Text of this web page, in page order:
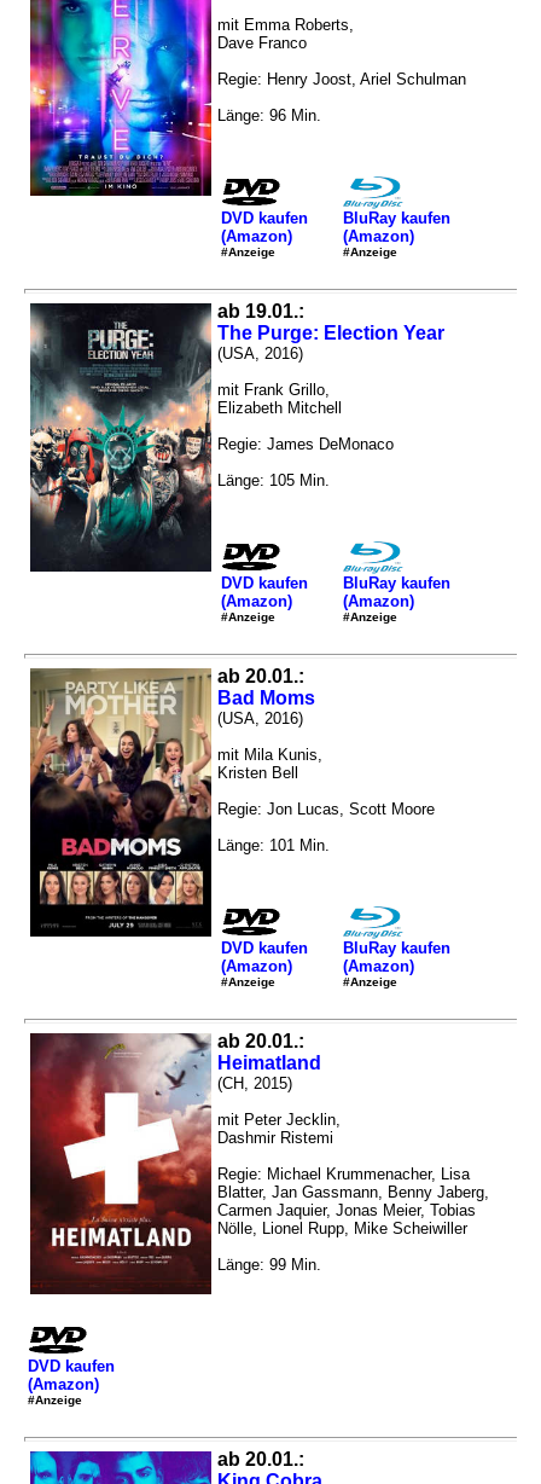
mit Emma Roberts,
Dave Franco
Regie: Henry Joost, Ariel Schulman
Länge: 96 Min.
DVD kaufen
(Amazon)
#Anzeige
BluRay kaufen
(Amazon)
#Anzeige
ab 19.01.:
The Purge: Election Year
(USA, 2016)
mit Frank Grillo,
Elizabeth Mitchell
Regie: James DeMonaco
Länge: 105 Min.
DVD kaufen
(Amazon)
#Anzeige
BluRay kaufen
(Amazon)
#Anzeige
ab 20.01.:
Bad Moms
(USA, 2016)
mit Mila Kunis,
Kristen Bell
Regie: Jon Lucas, Scott Moore
Länge: 101 Min.
DVD kaufen
(Amazon)
#Anzeige
BluRay kaufen
(Amazon)
#Anzeige
ab 20.01.:
Heimatland
(CH, 2015)
mit Peter Jecklin,
Dashmir Ristemi
Regie: Michael Krummenacher, Lisa
Blatter, Jan Gassmann, Benny Jaberg,
Carmen Jaquier, Jonas Meier, Tobias
Nölle, Lionel Rupp, Mike Scheiwiller
Länge: 99 Min.
DVD kaufen
(Amazon)
#Anzeige
ab 20.01.: